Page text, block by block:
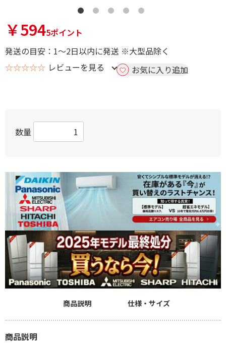
￥5945ポイント
発送の目安：1～2日以内に発送 ※大型品除く
☆☆☆☆☆ レビューを見る お気に入り追加
数量
商品説明 仕様・サイズ
商品説明